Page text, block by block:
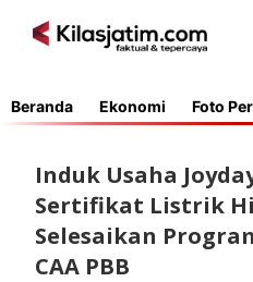
Beranda Ekonomi Foto
Induk Usaha
Sertifikat Listrik
Selesaikan
CAA PBB